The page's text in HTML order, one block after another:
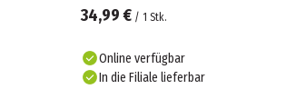
34,99 € / 1 Stk.
Online verfügbar
In die Filiale lieferbar